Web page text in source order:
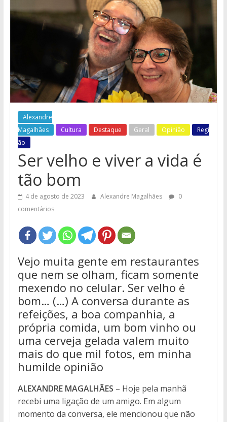
Região
Alexandre
Magalhães
Cultura Destaque Geral Opinião
Regi
ão
Ser velho e viver a vida é
tão bom
4 de agosto de 2023 Alexandre Magalhães
0
comentários
Vejo muita gente em restaurantes
que nem se olham, ficam somente
mexendo no celular. Ser velho é
bom… (…) A conversa durante as
refeições, a boa companhia, a
própria comida, um bom vinho ou
uma cerveja gelada valem muito
mais do que mil fotos, em minha
humilde opinião
ALEXANDRE MAGALHÃES – Hoje pela manhã
recebi uma ligação de um amigo. Em algum
momento da conversa, ele mencionou que não